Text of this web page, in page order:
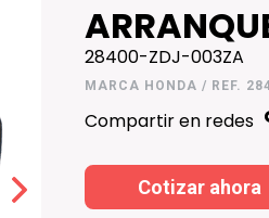
28400-ZDJ-003ZA
MARCA HONDA / REF.
Compartir en redes
Cotizar ahora